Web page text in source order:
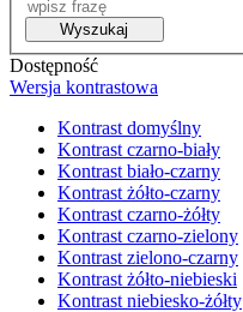
Wyszukaj
Dostępność
Wersja kontrastowa
Kontrast domyślny
Kontrast czarno-biały
Kontrast biało-czarny
Kontrast żółto-czarny
Kontrast czarno-żółty
Kontrast czarno-zielony
Kontrast zielono-czarny
Kontrast żółto-niebieski
Kontrast niebiesko-żółty